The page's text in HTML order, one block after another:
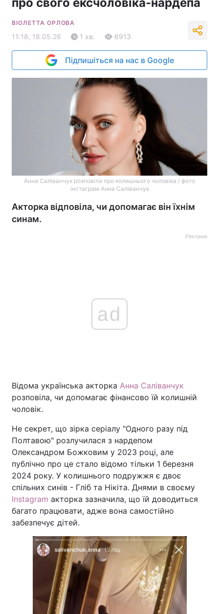
ВІОЛЕТТА ОРЛОВА
11:18, 18.05.26 1 хв. 6913
Підпишіться на нас в Google
Анна Саліванчук розповіла про колишнього чоловіка / фото
інстаграм Анна Саліванчук
Акторка відповіла, чи допомагає він їхнім
синам.
Реклама
ad
Відома українська акторка Анна Саліванчук
розповіла, чи допомагає фінансово їй колишній
чоловік.
Не секрет, що зірка серіалу "Одного разу під
Полтавою" розлучилася з нардепом
Олександром Божковим у 2023 році, але
публічно про це стало відомо тільки 1 березня
2024 року. У колишнього подружжя є двоє
спільних синів - Гліб та Нікіта. Днями в своєму
Instagram акторка зазначила, що їй доводиться
багато працювати, адже вона самостійно
забезпечує дітей.